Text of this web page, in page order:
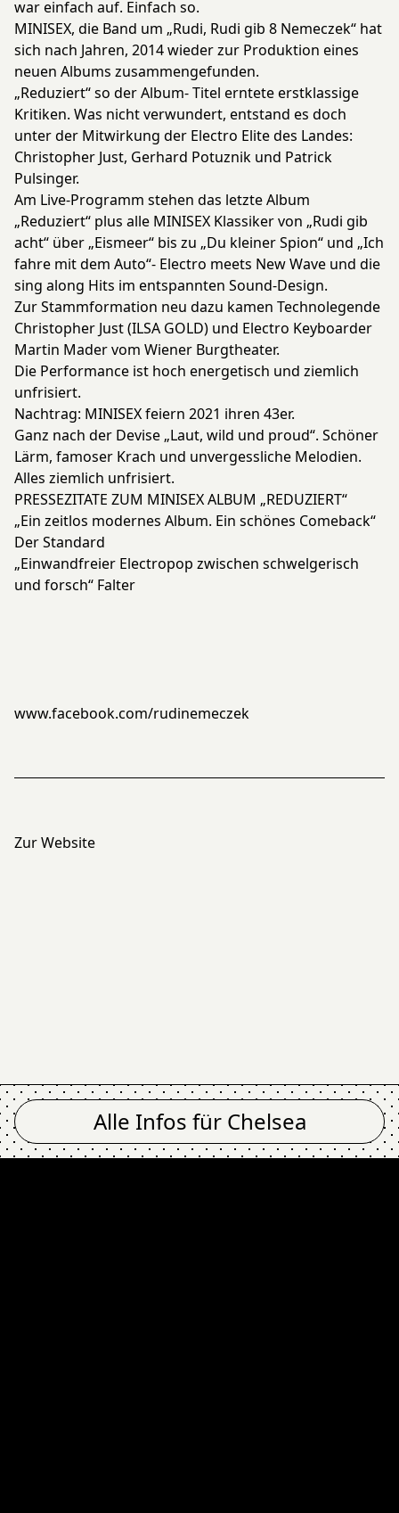
war einfach auf. Einfach so.
MINISEX, die Band um „Rudi, Rudi gib 8 Nemeczek“ hat
sich nach Jahren, 2014 wieder zur Produktion eines
neuen Albums zusammengefunden.
„Reduziert“ so der Album- Titel erntete erstklassige
Kritiken. Was nicht verwundert, entstand es doch
unter der Mitwirkung der Electro Elite des Landes:
Christopher Just, Gerhard Potuznik und Patrick
Pulsinger.
Am Live-Programm stehen das letzte Album
„Reduziert“ plus alle MINISEX Klassiker von „Rudi gib
acht“ über „Eismeer“ bis zu „Du kleiner Spion“ und „Ich
fahre mit dem Auto“- Electro meets New Wave und die
sing along Hits im entspannten Sound-Design.
Zur Stammformation neu dazu kamen Technolegende
Christopher Just (ILSA GOLD) und Electro Keyboarder
Martin Mader vom Wiener Burgtheater.
Die Performance ist hoch energetisch und ziemlich
unfrisiert.
Nachtrag: MINISEX feiern 2021 ihren 43er.
Ganz nach der Devise „Laut, wild und proud“. Schöner
Lärm, famoser Krach und unvergessliche Melodien.
Alles ziemlich unfrisiert.
PRESSEZITATE ZUM MINISEX ALBUM „REDUZIERT“
„Ein zeitlos modernes Album. Ein schönes Comeback“
Der Standard
„Einwandfreier Electropop zwischen schwelgerisch
und forsch“ Falter
www.facebook.com/rudinemeczek
Zur Website
Alle Infos für Chelsea